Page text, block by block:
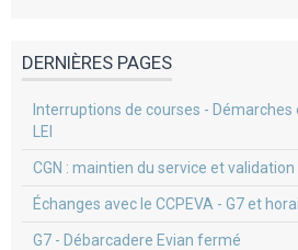
DERNIÈRES PAGES
Interruptions de courses -
LEI
CGN : maintien du service et
Échanges avec le CCPEVA - G7 et
G7 - Débarcadere Evian fermé